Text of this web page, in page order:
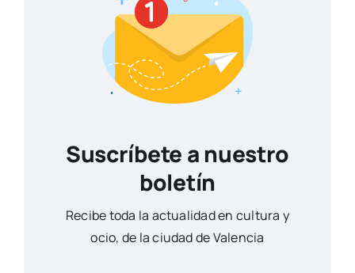
Suscríbete a nuestro
boletín
Reci­be toda la actua­li­dad en cul­tu­ra y
ocio, de la ciu­dad de Valen­cia